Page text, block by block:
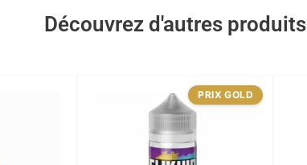
Découvrez d'autres produits
PRIX GOLD